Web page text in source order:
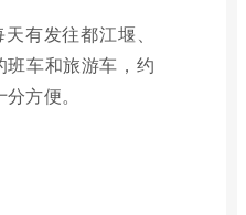
有发往都江堰、
车和旅游车，约
方便。